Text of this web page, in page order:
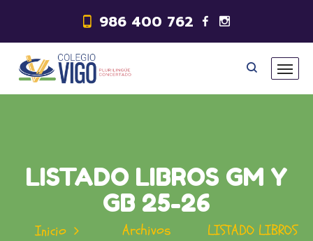
986 400 762
LISTADO LIBROS GM Y
GB 25-26
Inicio
Archivos
LISTADO LIBROS